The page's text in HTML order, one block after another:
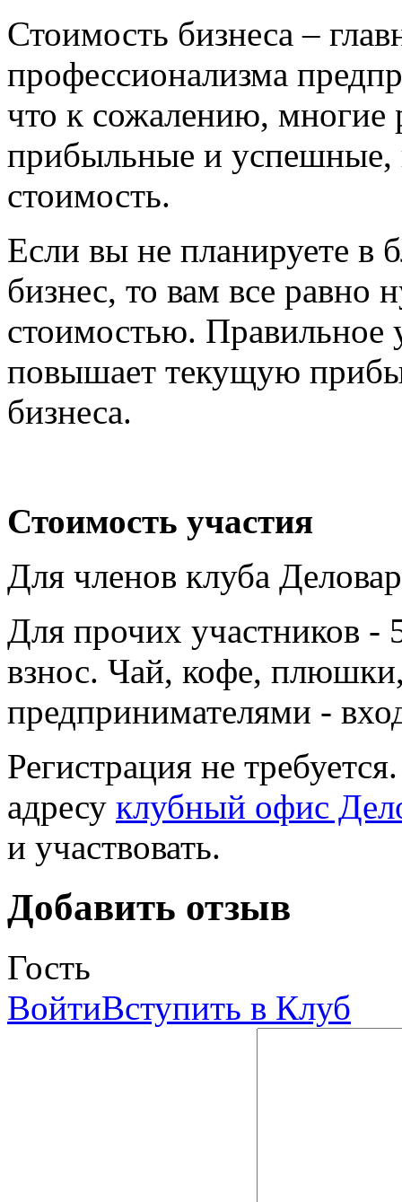
Стоимость бизнеса –
профессионализма
что к сожалению, многие
прибыльные и успешные,
стоимость.
Если вы не планируете в
бизнес, то вам все равно
стоимостью. Правильное
повышает текущую
бизнеса.
Стоимость участия
Для членов клуба
Для прочих участников -
взнос. Чай, кофе,
предпринимателями -
Регистрация не
адресу клубный офис
и участвовать.
Добавить отзыв
Гость
ВойтиВступить в Клуб